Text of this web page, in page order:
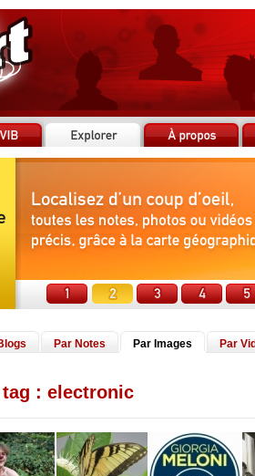
Par Notes Par Images Par
: electronic